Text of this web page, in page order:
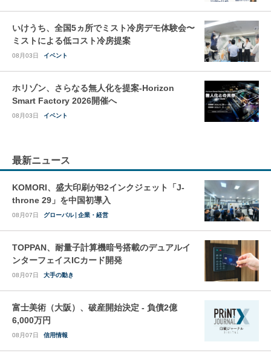
いけうち、全国5ヵ所でミスト冷房デモ体験会〜
ミストによる低コスト冷房提案
08月03日 イベント
ホリゾン、さらなる無人化を提案-Horizon
Smart Factory 2026開催へ
08月03日 イベント
最新ニュース
KOMORI、盛大印刷がB2インクジェット「J-
throne 29」を中国初導入
08月07日 グローバル 企業・経営
TOPPAN、耐量子計算機暗号搭載のデュアルイ
ンターフェイスICカード開発
08月07日 大手の動き
富士美術（大阪）、破産開始決定 - 負債2億
6,000万円
08月07日 信用情報